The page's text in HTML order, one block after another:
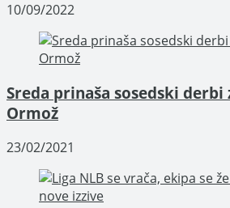
10/09/2022
Sreda prinaša sosedski derbi
Ormož
23/02/2021